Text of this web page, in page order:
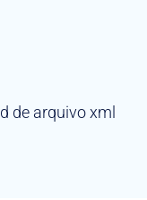
de arquivo xml